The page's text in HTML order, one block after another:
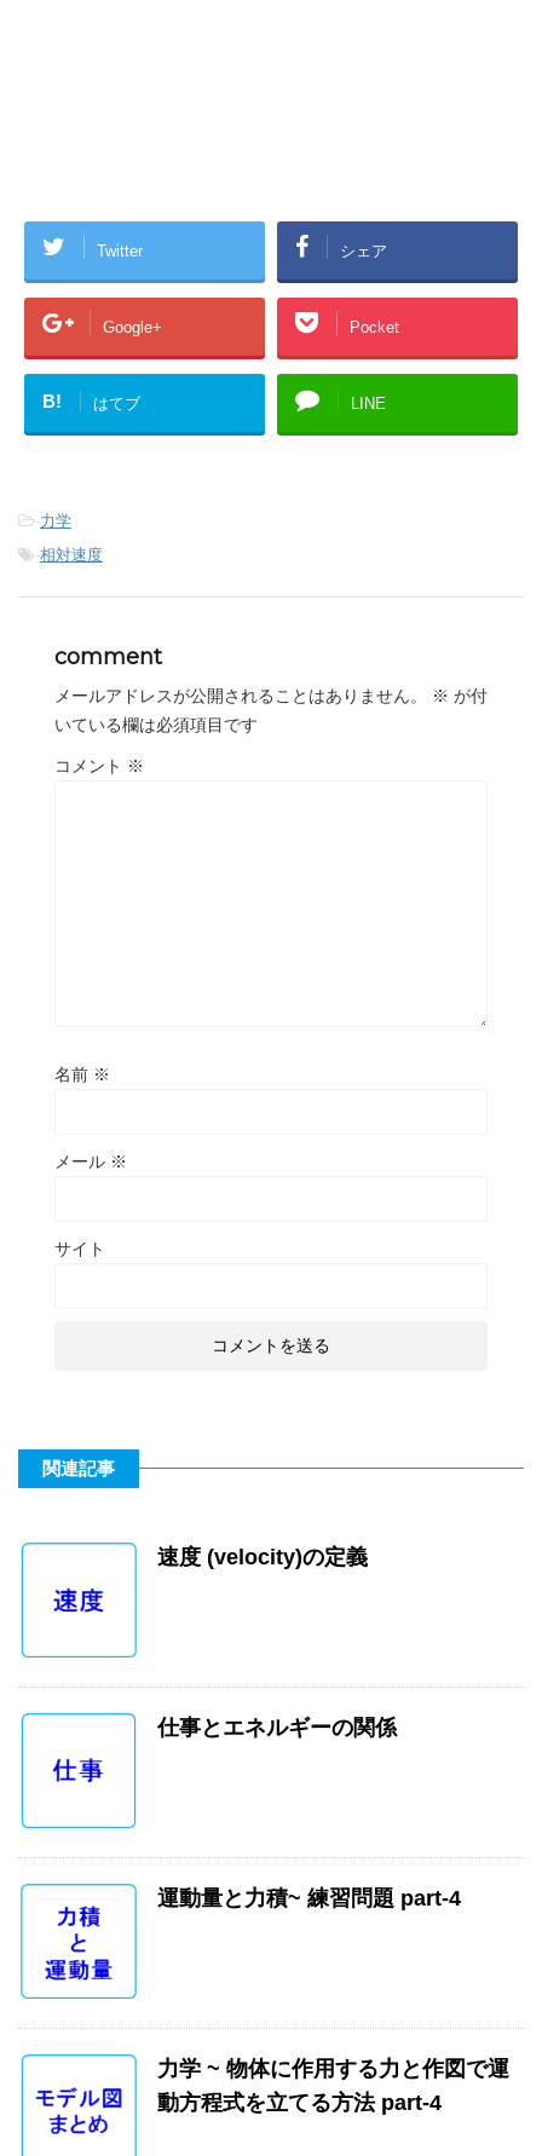
Twitter シェア
Google+ Pocket
B! はてブ LINE
-力学
-相対速度
comment
メールアドレスが公開されることはありません。 ※ が付
いている欄は必須項目です
コメント ※
名前 ※
メール ※
サイト
関連記事
速度 (velocity)の定義
仕事とエネルギーの関係
運動量と力積~ 練習問題 part-4
力学 ~ 物体に作用する力と作図で運
動方程式を立てる方法 part-4